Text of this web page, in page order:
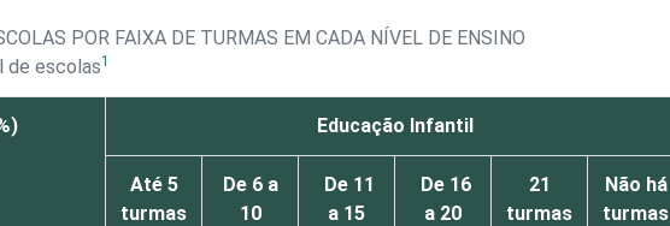
POR FAIXA DE TURMAS EM CADA NÍVEL DE ENSINO
de escolas1
Educação Infantil
Até 5
turmas
De 6 a
10
De 11
a 15
De 16
a 20
21
turmas
Não há
turmas